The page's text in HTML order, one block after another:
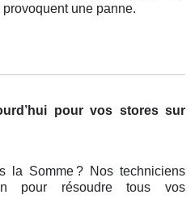
une panne.
pour vos stores sur
la Somme? Nos techniciens
pour résoudre tous vos